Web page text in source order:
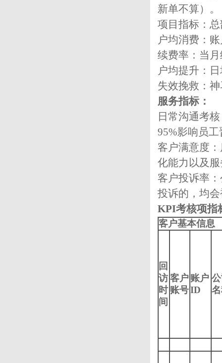
新单不算）。
项目指标：
户均消费：
续费率：当
户均提升：
失效挽救：
服务指标：
日常沟通考
95%影响员
客户满意度
化能力以及
客户投诉率
投诉的，均
KPI考核项指
客户基本信息
回
访
时
间
客户
账号
账户
ID